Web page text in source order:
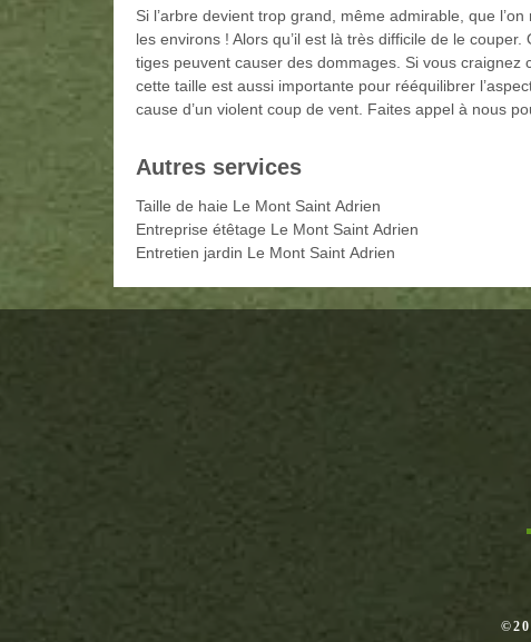
Si l’arbre devient trop grand, même admirable, que
les environs ! Alors qu’il est là très difficile de le
tiges peuvent causer des dommages. Si vous craignez
cette taille est aussi importante pour rééquilibrer
cause d’un violent coup de vent. Faites appel à nous
Autres services
Taille de haie Le Mont Saint Adrien
Entreprise étêtage Le Mont Saint Adrien
Entretien jardin Le Mont Saint Adrien